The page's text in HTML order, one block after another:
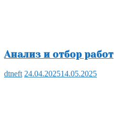
Анализ и отбор работ
dtneft 24.04.202514.05.2025